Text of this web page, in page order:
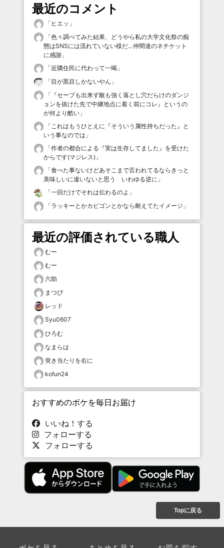
最近のコメント
「 ヒエッ 」
「色々調べてみた結果、どうやら私の大学文化祭の痴
態はSNSには流れていない様だ…仲間達のネチケット
に感謝 」
「近隣住民に代わって一喝 」
「目が黒目しかないやん 」
「 『セーブも出来ず敵も強く落とし穴だらけのダンジ
ョンを抜けた先で中継地点に着く前にコレ』というの
が何より酷い 」
「これはもうひとえに『そういう属性持ちだった』と
いう事なのでは 」
「作者の都合による『実は生存してました』を受けた
からです(マジレス) 」
「食べた事ないけどあそこまで言われてるならきっと
美味しいに違いないと思う いわゆる逆に 」
「一回だけでそれは伝わるのよ 」
「ラッキーとかカビゴンとかなら耐えてたイメージ 」
最近の評価されている職人
むー
むー
六助
まつぴ
レッド
Syu0607
ひろむ
なまらは
突き当たりを右に
kofun24
おすすめのボケを毎日お届け
いいね！する
フォローする
フォローする
Topに戻る